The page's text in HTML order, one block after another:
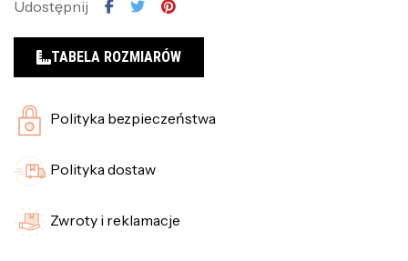
Udostępnij
TABELA ROZMIARÓW
Polityka bezpieczeństwa
Polityka dostaw
Zwroty i reklamacje